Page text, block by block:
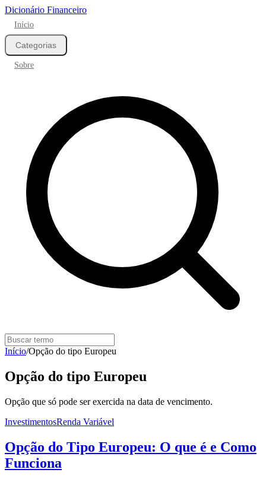
Dicionário Financeiro
Início
Categorias
Sobre
Início/Opção do tipo Europeu
Opção do tipo Europeu
Opção que só pode ser exercida na data de vencimento.
InvestimentosRenda Variável
Opção do Tipo Europeu: O que é e Como
Funciona